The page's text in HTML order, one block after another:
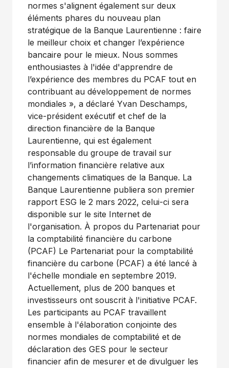
normes s'alignent également sur deux
éléments phares du nouveau plan
stratégique de la Banque Laurentienne : faire
le meilleur choix et changer l’expérience
bancaire pour le mieux. Nous sommes
enthousiastes à l'idée d'apprendre de
l’expérience des membres du PCAF tout en
contribuant au développement de normes
mondiales », a déclaré Yvan Deschamps,
vice-président exécutif et chef de la
direction financière de la Banque
Laurentienne, qui est également
responsable du groupe de travail sur
l’information financière relative aux
changements climatiques de la Banque. La
Banque Laurentienne publiera son premier
rapport ESG le 2 mars 2022, celui-ci sera
disponible sur le site Internet de
l'organisation. À propos du Partenariat pour
la comptabilité financière du carbone
(PCAF) Le Partenariat pour la comptabilité
financière du carbone (PCAF) a été lancé à
l'échelle mondiale en septembre 2019.
Actuellement, plus de 200 banques et
investisseurs ont souscrit à l'initiative PCAF.
Les participants au PCAF travaillent
ensemble à l'élaboration conjointe des
normes mondiales de comptabilité et de
déclaration des GES pour le secteur
financier afin de mesurer et de divulguer les